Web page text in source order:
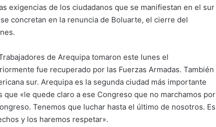
exigencias de los ciudadanos que se manifiestan en el sur
concretan en la renuncia de Boluarte, el cierre del
de Arequipa tomaron este lunes el
fue recuperado por las Fuerzas Armadas. También
sur. Arequipa es la segunda ciudad más importante
«le quede claro a ese Congreso que no marchamos por
Tenemos que luchar hasta el último de nosotros. Es
y los haremos respetar».